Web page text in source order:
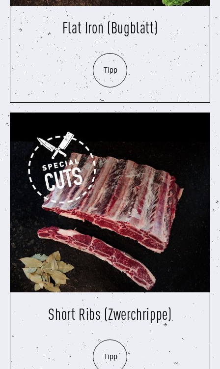
Flat Iron (Bugblatt)
Tipp
Short Ribs (Zwerchrippe)
Tipp